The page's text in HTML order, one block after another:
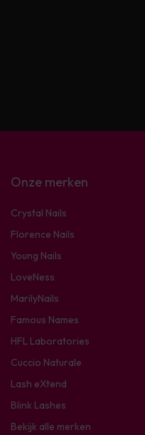
Onze merken
Crystal Nails
Florence Nails
Young Nails
LoveNess
MarilyNails
Famous Names
HFL Laboratories
Cuccio Naturale
Lash eXtend
Blink Lashes
Bekijk alle merken